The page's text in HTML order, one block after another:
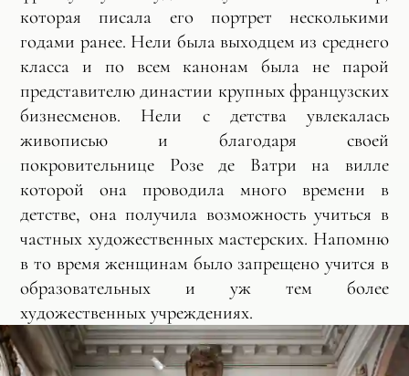
которая писала его портрет несколькими
годами ранее. Нели была выходцем из среднего
класса и по всем канонам была не парой
представителю династии крупных французских
бизнесменов. Нели с детства увлекалась
живописью и благодаря своей
покровительнице Розе де Ватри на вилле
которой она проводила много времени в
детстве, она получила возможность учиться в
частных художественных мастерских. Напомню
в то время женщинам было запрещено учится в
образовательных и уж тем более
художественных учреждениях.